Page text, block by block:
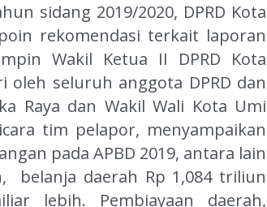
sidang 2019/2020, DPRD Kota
rekomendasi terkait laporan
Wakil Ketua II DPRD Kota
oleh seluruh anggota DPRD dan
Raya dan Wakil Wali Kota Umi
tim pelapor, menyampaikan
pada APBD 2019, antara lain
belanja daerah Rp 1,084 triliun
lebih. Pembiayaan daerah,